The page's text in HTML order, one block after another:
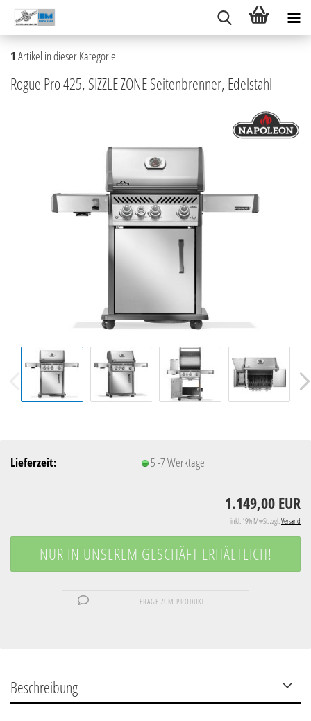
1 Artikel in dieser Kategorie
Rogue Pro 425, SIZZLE ZONE Seitenbrenner, Edelstahl
Lieferzeit: 5 -7 Werktage
1.149,00 EUR
inkl. 19% MwSt. zzgl.Versand
FRAGE ZUM PRODUKT
Beschreibung